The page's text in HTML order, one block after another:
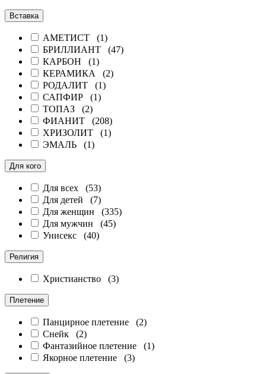
Вставка
АМЕТИСТ (1)
БРИЛЛИАНТ (47)
КАРБОН (1)
КЕРАМИКА (2)
РОДАЛИТ (1)
САПФИР (1)
ТОПАЗ (2)
ФИАНИТ (208)
ХРИЗОЛИТ (1)
ЭМАЛЬ (1)
Для кого
Для всех (53)
Для детей (7)
Для женщин (335)
Для мужчин (45)
Унисекс (40)
Религия
Христианство (3)
Плетение
Панцирное плетение (2)
Снейк (2)
Фантазийное плетение (1)
Якорное плетение (3)